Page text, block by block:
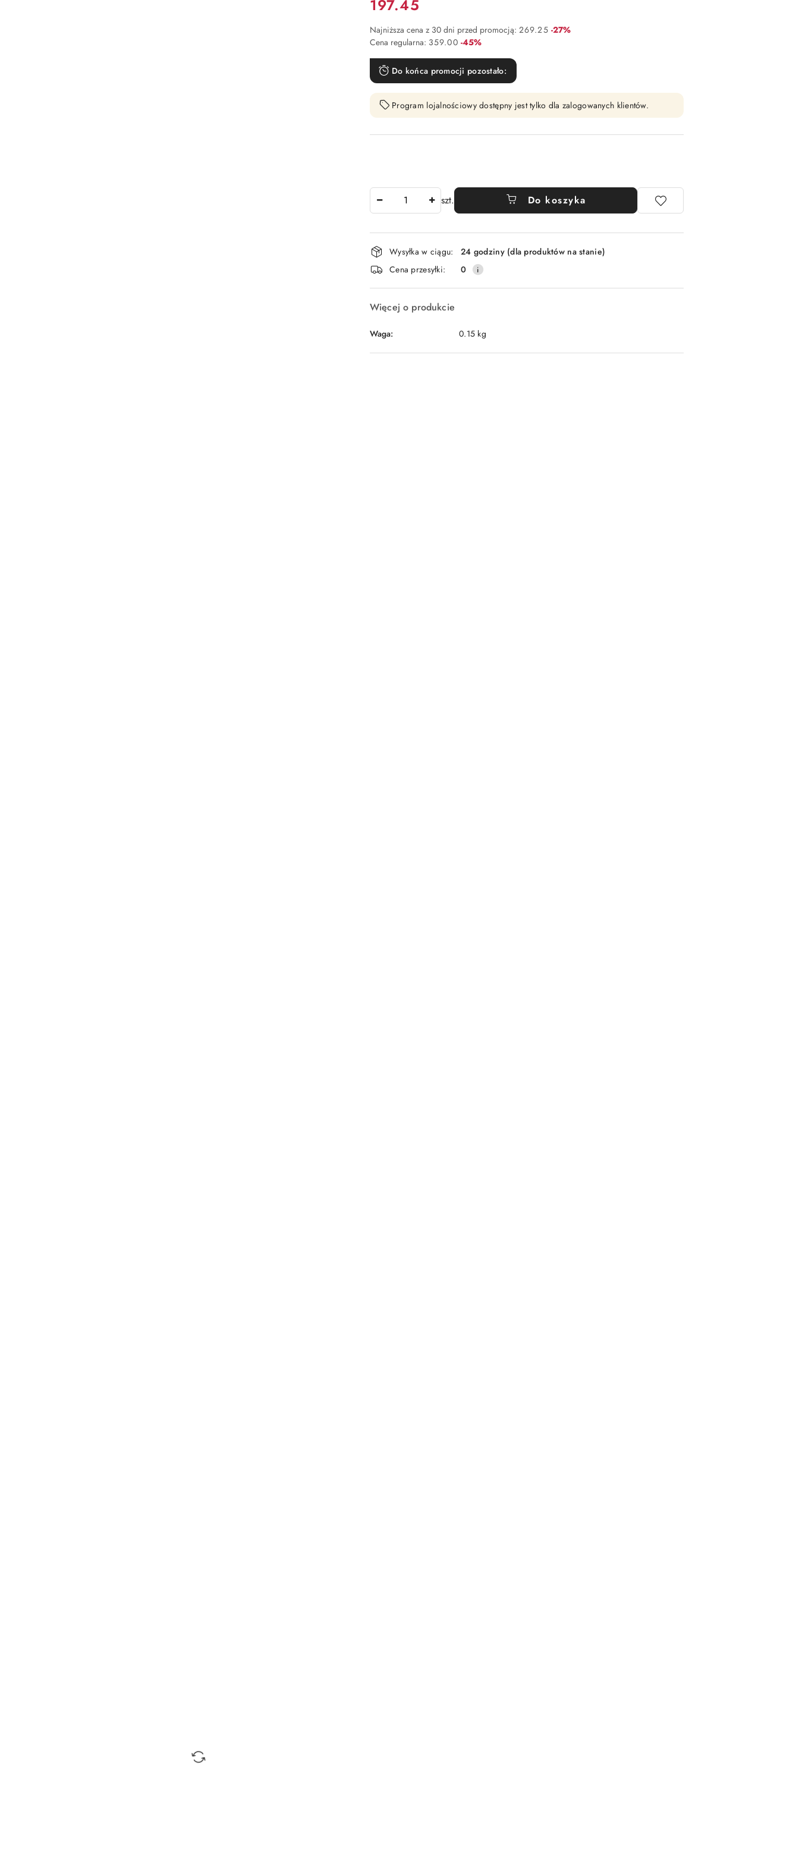
Cena:
197.45
Najniższa cena z 30 dni przed promocją: 269.25 Rabat:
-27%
Cena regularna: 359.00 Rabat:
-45%
Do końca promocji pozostało:
Program lojalnościowy dostępny jest tylko dla zalogowanych klientów.
szt. Do koszyka
Dostępność
i
dostawa
Wysyłka w ciągu:
24 godziny (dla produktów na stanie)
Cena przesyłki:
0
Więcej o produkcie
Waga: 0.15 kg